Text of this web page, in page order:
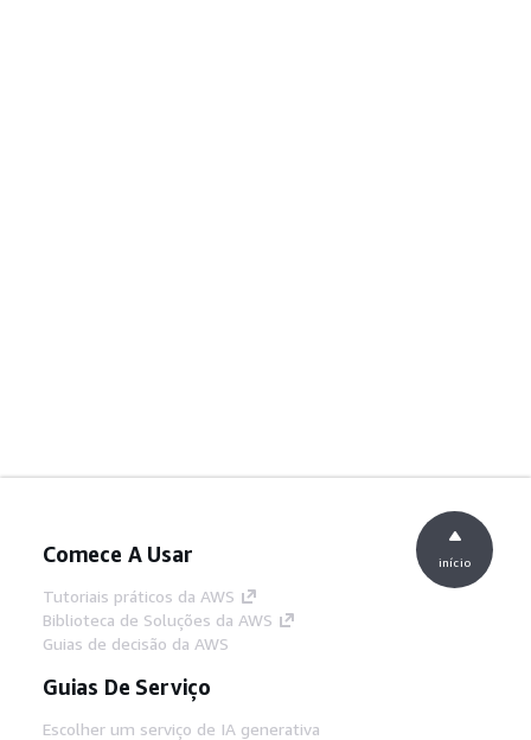
Comece A Usar
Tutoriais práticos da AWS
Biblioteca de Soluções da AWS
Guias de decisão da AWS
Guias De Serviço
Escolher um serviço de IA generativa
início